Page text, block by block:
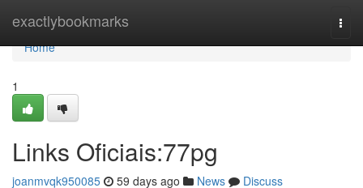
exactlybookmarks
Home
Home
1
Links Oficiais:77pg
joanmvqk950085 59 days ago News
Discuss